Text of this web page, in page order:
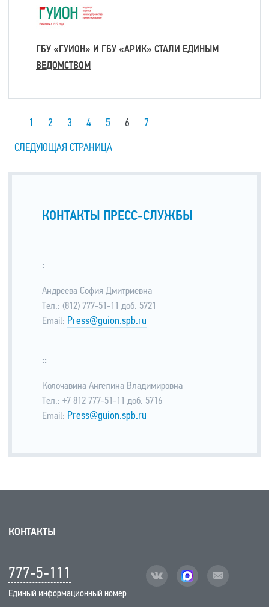
ГБУ «ГУИОН» И ГБУ «АРИК» СТАЛИ ЕДИНЫМ
ВЕДОМСТВОМ
1 2 3 4 5 6
7
СЛЕДУЮЩАЯ СТРАНИЦА
КОНТАКТЫ ПРЕСС-СЛУЖБЫ
:
Андреева София Дмитриевна
Тел.: (812) 777-51-11 доб. 5721
Email: Press@guion.spb.ru
::
Колочавина Ангелина Владимировна
Тел.: +7 812 777-51-11 доб. 5716
Email: Press@guion.spb.ru
КОНТАКТЫ
777-5-111
Единый информационный номер
facebook